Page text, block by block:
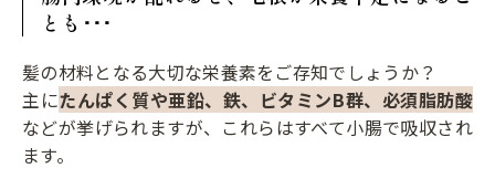
とも･･･
髪の材料となる大切な栄養素をご存知でしょうか？
主にたんぱく質や亜鉛、鉄、ビタミンB群、必須脂肪酸
などが挙げられますが、これらはすべて小腸で吸収され
ます。